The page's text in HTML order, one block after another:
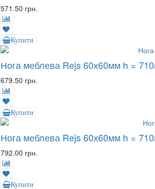
571.50 грн.
Купити
Нога меблева Rejs 60х60мм h =
679.50 грн.
Купити
Нога меблева Rejs 60х60мм h =
792.00 грн.
Купити